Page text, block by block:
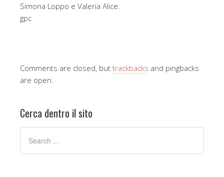
Simona Loppo e Valeria Alice.
gpc
Comments are closed, but trackbacks and pingbacks
are open.
Cerca dentro il sito